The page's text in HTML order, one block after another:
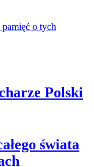
Polski
świata